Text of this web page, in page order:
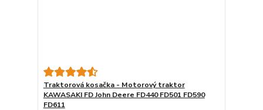
Traktorová kosačka - Motorový traktor
KAWASAKI FD John Deere FD440 FD501 FD590
FD611